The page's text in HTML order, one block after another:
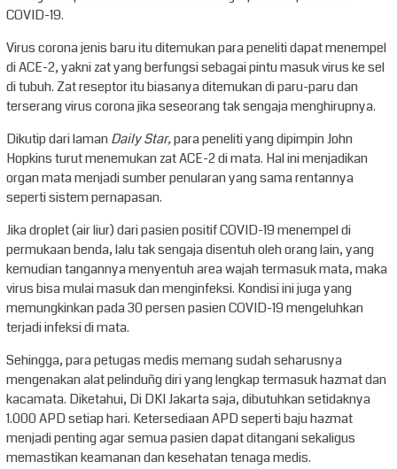
COVID-19.
Virus corona jenis baru itu ditemukan para peneliti dapat menempel
di ACE-2, yakni zat yang berfungsi sebagai pintu masuk virus ke sel
di tubuh. Zat reseptor itu biasanya ditemukan di paru-paru dan
terserang virus corona jika seseorang tak sengaja menghirupnya.
Dikutip dari lamanDaily Star,para peneliti yang dipimpin John
Hopkins turut menemukan zat ACE-2 di mata. Hal ini menjadikan
organ mata menjadi sumber penularan yang sama rentannya
seperti sistem pernapasan.
Jika droplet (air liur) dari pasien positif COVID-19 menempel di
permukaan benda, lalu tak sengaja disentuh oleh orang lain, yang
kemudian tangannya menyentuh area wajah termasuk mata, maka
virus bisa mulai masuk dan menginfeksi. Kondisi ini juga yang
memungkinkan pada 30 persen pasien COVID-19 mengeluhkan
terjadi infeksi di mata.
Sehingga, para petugas medis memang sudah seharusnya
mengenakan alat pelinduñg diri yang lengkap termasuk hazmat dan
kacamata. Diketahui, Di DKI Jakarta saja, dibutuhkan setidaknya
1.000 APD setiap hari. Ketersediaan APD seperti baju hazmat
menjadi penting agar semua pasien dapat ditangani sekaligus
memastikan keamanan dan kesehatan tenaga medis.